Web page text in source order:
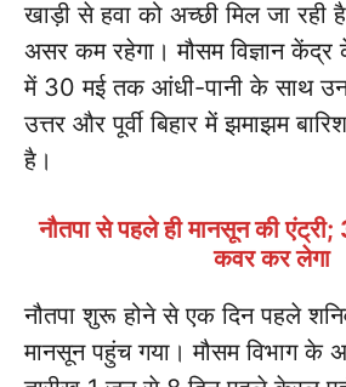
खाड़ी से हवा को अच्छी मिल जा रही
असर कम रहेगा। मौसम विज्ञान
में 30 मई तक आंधी-पानी के साथ
उत्तर और पूर्वी बिहार में झमाझम
है।
नौतपा से पहले ही मानसून की
कवर कर लेगा
नौतपा शुरू होने से एक दिन पहले
मानसून पहुंच गया। मौसम विभाग के